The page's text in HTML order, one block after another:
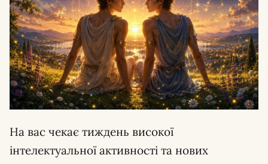
На вас чекає тиждень високої
інтелектуальної активності та нових